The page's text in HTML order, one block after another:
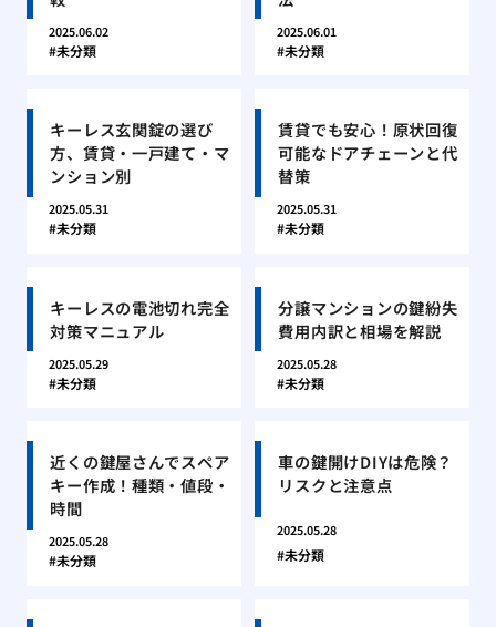
2025.06.02
未分類
2025.06.01
未分類
キーレス玄関錠の選び
方、賃貸・一戸建て・マ
ンション別
2025.05.31
未分類
賃貸でも安心！原状回復
可能なドアチェーンと代
替策
2025.05.31
未分類
キーレスの電池切れ完全
対策マニュアル
2025.05.29
未分類
分譲マンションの鍵紛失
費用内訳と相場を解説
2025.05.28
未分類
近くの鍵屋さんでスペア
キー作成！種類・値段・
時間
2025.05.28
未分類
車の鍵開けDIYは危険？
リスクと注意点
2025.05.28
未分類